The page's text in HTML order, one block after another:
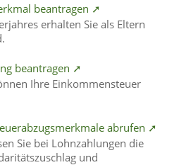
beantragen ➚
erhalten Sie als Eltern
beantragen ➚
Ihre Einkommensteuer
abrufen ➚
Sie bei Lohnzahlungen die
und